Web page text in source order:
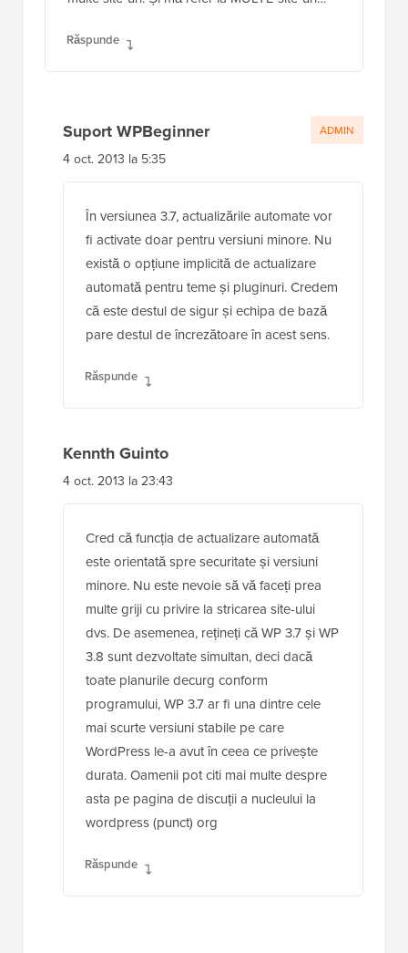
Răspunde
Suport WPBeginner
4 oct. 2013 la 5:35
În versiunea 3.7, actualizările automate vor
fi activate doar pentru versiuni minore. Nu
există o opțiune implicită de actualizare
automată pentru teme și pluginuri. Credem
că este destul de sigur și echipa de bază
pare destul de încrezătoare în acest sens.
Răspunde
ADMIN
Kennth Guinto
4 oct. 2013 la 23:43
Cred că funcția de actualizare automată
este orientată spre securitate și versiuni
minore. Nu este nevoie să vă faceți prea
multe griji cu privire la stricarea site-ului
dvs. De asemenea, rețineți că WP 3.7 și WP
3.8 sunt dezvoltate simultan, deci dacă
toate planurile decurg conform
programului, WP 3.7 ar fi una dintre cele
mai scurte versiuni stabile pe care
WordPress le-a avut în ceea ce privește
durata. Oamenii pot citi mai multe despre
asta pe pagina de discuții a nucleului la
wordpress (punct) org
Răspunde